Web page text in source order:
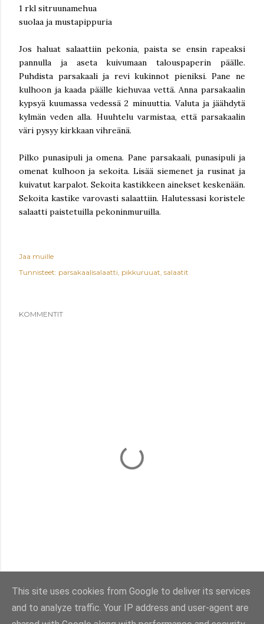
1 rkl sitruunamehua
suolaa ja mustapippuria
Jos haluat salaattiin pekonia, paista se ensin rapeaksi
pannulla ja aseta kuivumaan talouspaperin päälle.
Puhdista parsakaali ja revi kukinnot pieniksi. Pane ne
kulhoon ja kaada päälle kiehuvaa vettä. Anna parsakaalin
kypsyä kuumassa vedessä 2 minuuttia. Valuta ja jäähdytä
kylmän veden alla. Huuhtelu varmistaa, että parsakaalin
väri pysyy kirkkaan vihreänä.
Pilko punasipuli ja omena. Pane parsakaali, punasipuli ja
omenat kulhoon ja sekoita. Lisää siemenet ja rusinat ja
kuivatut karpalot. Sekoita kastikkeen ainekset keskenään.
Sekoita kastike varovasti salaattiin. Halutessasi koristele
salaatti paistetuilla pekoninmuruilla.
Jaa muille
Tunnisteet: parsakaalisalaatti pikkuruuat salaatit
KOMMENTIT
This site uses cookies from Google to deliver its services
and to analyze traffic. Your IP address and user-agent are